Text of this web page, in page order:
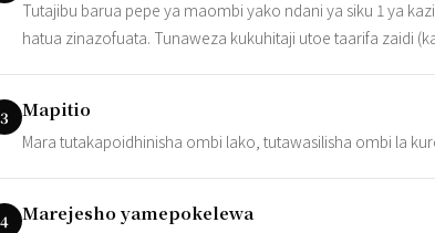
Tutajibu barua pepe ya maombi yako ndani ya siku 1 ya
hatua zinazofuata. Tunaweza kukuhitaji utoe taarifa zaidi
3 Mapitio
Mara tutakapoidhinisha ombi lako, tutawasilisha ombi la
4 Marejesho yamepokelewa